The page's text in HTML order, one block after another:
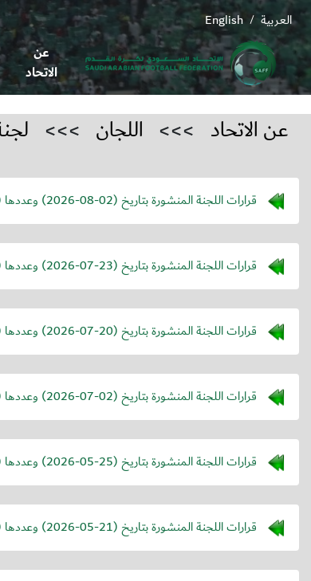
English / العربية
عن
الاتحاد
عن الاتحاد >>> اللجان >>>
قرارات اللجنة المنشورة بتاريخ (2026-08-02) وعددها
قرارات اللجنة المنشورة بتاريخ (2026-07-23) وعددها
قرارات اللجنة المنشورة بتاريخ (2026-07-20) وعددها
قرارات اللجنة المنشورة بتاريخ (2026-07-02) وعددها
قرارات اللجنة المنشورة بتاريخ (2026-05-25) وعددها
قرارات اللجنة المنشورة بتاريخ (2026-05-21) وعددها